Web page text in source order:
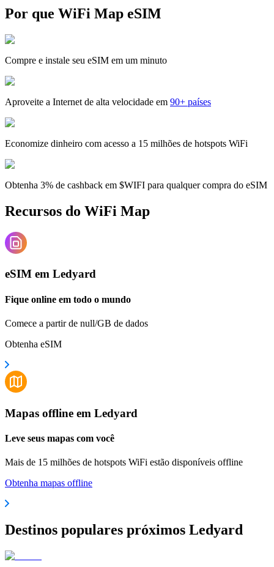
Por que WiFi Map eSIM
Compre e instale seu eSIM em um minuto
Aproveite a Internet de alta velocidade em 90+ países
Economize dinheiro com acesso a 15 milhões de hotspots WiFi
Obtenha 3% de cashback em $WIFI para qualquer compra do eSIM
Recursos do WiFi Map
eSIM em Ledyard
Fique online em todo o mundo
Comece a partir de null/GB de dados
Obtenha eSIM
Mapas offline em Ledyard
Leve seus mapas com você
Mais de 15 milhões de hotspots WiFi estão disponíveis offline
Obtenha mapas offline
Destinos populares próximos Ledyard